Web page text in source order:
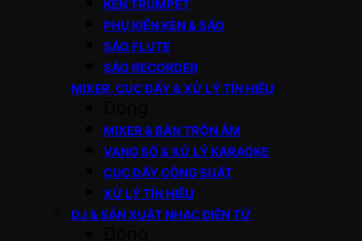
KÈN TRUMPET
PHỤ KIỆN KÈN & SÁO
SÁO FLUTE
SÁO RECORDER
MIXER, CỤC ĐẨY & XỬ LÝ TÍN HIỆU
MIXER & BÀN TRỘN ÂM
VANG SỐ & XỬ LÝ KARAOKE
CỤC ĐẨY CÔNG SUẤT
XỬ LÝ TÍN HIỆU
DJ & SẢN XUẤT NHẠC ĐIỆN TỬ